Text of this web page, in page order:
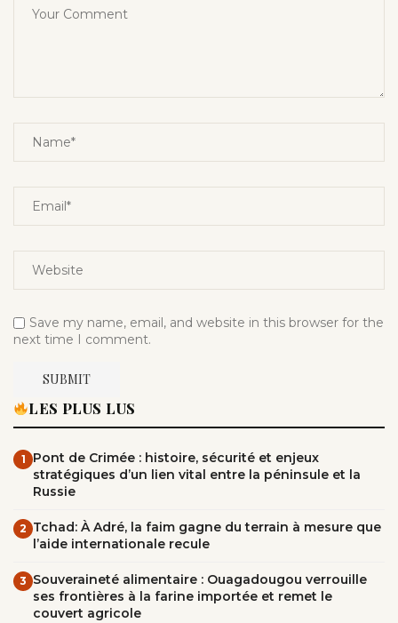
Save my name, email, and website in this browser for the
next time I comment.
LES PLUS LUS
1
Pont de Crimée : histoire, sécurité et enjeux
stratégiques d’un lien vital entre la péninsule et la
Russie
2 Tchad: À Adré, la faim gagne du terrain à mesure que
l’aide internationale recule
3 Souveraineté alimentaire : Ouagadougou verrouille
ses frontières à la farine importée et remet le
couvert agricole